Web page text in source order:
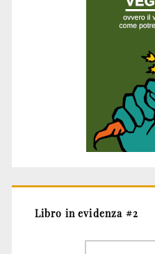
Libro in evidenza #2